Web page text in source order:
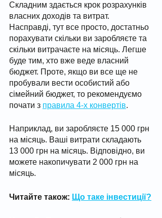
Складним здається крок розрахунків
власних доходів та витрат.
Насправді, тут все просто, достатньо
порахувати скільки ви заробляєте та
скільки витрачаєте на місяць. Легше
буде тим, хто вже веде власний
бюджет. Проте, якщо ви все ще не
пробували вести особистий або
сімейний бюджет, то рекомендуємо
почати з правила 4-х конвертів.
Наприклад, ви заробляєте 15 000 грн
на місяць. Ваші витрати складають
13 000 грн на місяць. Відповідно, ви
можете накопичувати 2 000 грн на
місяць.
Читайте також: Що таке інвестиції?